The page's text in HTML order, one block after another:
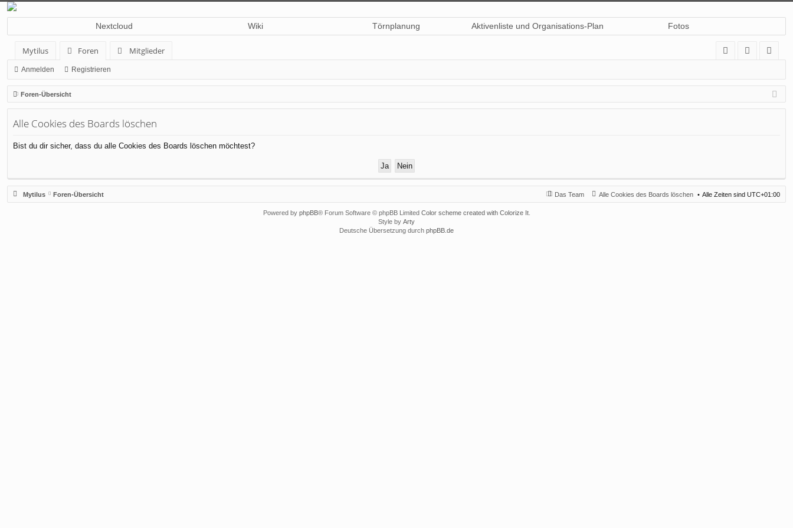
Nextcloud Wiki Törnplanung Aktivenliste und Organisations-Plan Fotos
Mytilus Foren
Mitglieder
Q
m
el
ist
rie
Anmelden Registrieren
Foren-Übersicht
Alle Cookies des Boards löschen
Bist du dir sicher, dass du alle Cookies des Boards löschen möchtest?
Mytilus Foren-Übersicht Alle Zeiten sind UTC+01:00
Alle Cookies des Boards löschen
Das Team
Powered by phpBB® Forum Software © phpBB Limited Color scheme created with Colorize It.
Style by Arty
Deutsche Übersetzung durch phpBB.de